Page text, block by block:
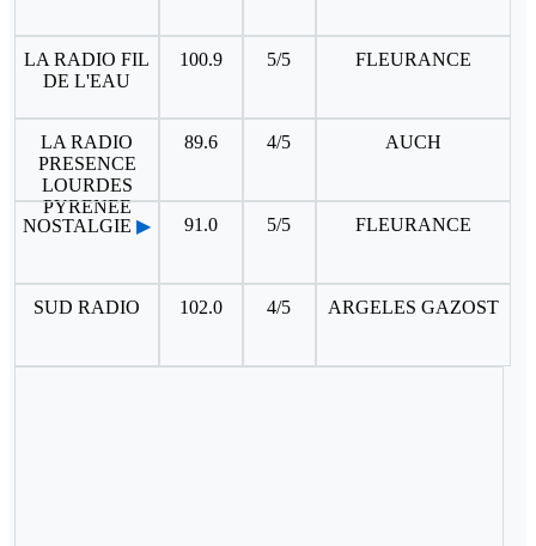
LA RADIO FIL
DE L'EAU
100.9 5/5 FLEURANCE
LA RADIO
PRESENCE
LOURDES
PYRENEE
89.6 4/5 AUCH
NOSTALGIE ▶ 91.0 5/5 FLEURANCE
SUD RADIO 102.0 4/5 ARGELES GAZOST